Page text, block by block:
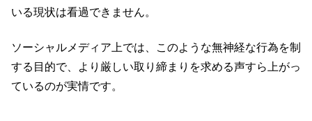
いる現状は看過できません。
ソーシャルメディア上では、このような無神経な行為を制
する目的で、より厳しい取り締まりを求める声すら上がっ
ているのが実情です。